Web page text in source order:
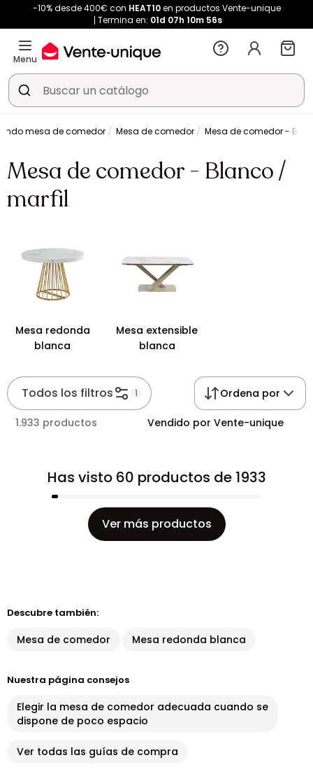
-10% desde 400€ con HEAT10en productos Vente-unique
Termina en: 01d 07h 10m 55s
Menu
mesa de comedor Mesa de comedor Mesa de comedor -
Mesa de comedor - Blanco /
marfil
Mesa redonda
blanca
Mesa extensible
blanca
Todos los filtros 1 Ordena por
1.933 productos Vendido por Vente-unique
Has visto 60 productos de 1933
Ver más productos
Descubre también:
Mesa de comedor Mesa redonda blanca
Nuestra página consejos
Elegir la mesa de comedor adecuada cuando se
dispone de poco espacio
Ver todas las guías de compra